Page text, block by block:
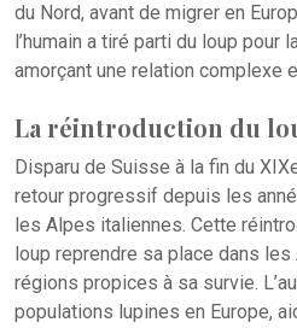
du Nord, avant de migrer en
l’humain a tiré parti du loup pour
amorçant une relation complexe
La réintroduction du
Disparu de Suisse à la fin du
retour progressif depuis les
les Alpes italiennes. Cette
loup reprendre sa place dans
régions propices à sa survie.
populations lupines en Europe,